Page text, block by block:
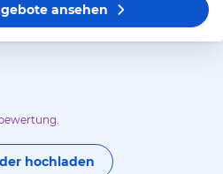
ansehen
hochladen